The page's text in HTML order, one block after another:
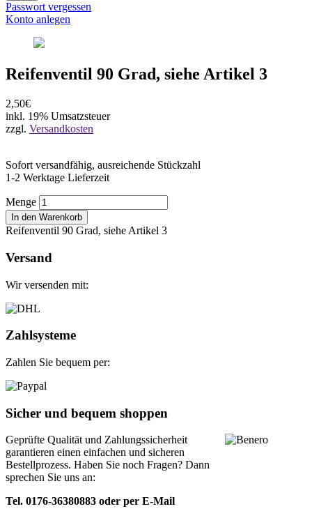
Passwort vergessen
Konto anlegen
Reifenventil 90 Grad, siehe Artikel 3
2,50€
inkl. 19% Umsatzsteuer
zzgl. Versandkosten
Sofort versandfähig, ausreichende Stückzahl
1-2 Werktage Lieferzeit
Menge
In den Warenkorb
Reifenventil 90 Grad, siehe Artikel 3
Versand
Wir versenden mit:
Zahlsysteme
Zahlen Sie bequem per:
Sicher und bequem shoppen
Geprüfte Qualität und Zahlungssicherheit
garantieren einen einfachen und sicheren
Bestellprozess. Haben Sie noch Fragen? Dann
sprechen Sie uns an:
Tel. 0176-36380883 oder per E-Mail